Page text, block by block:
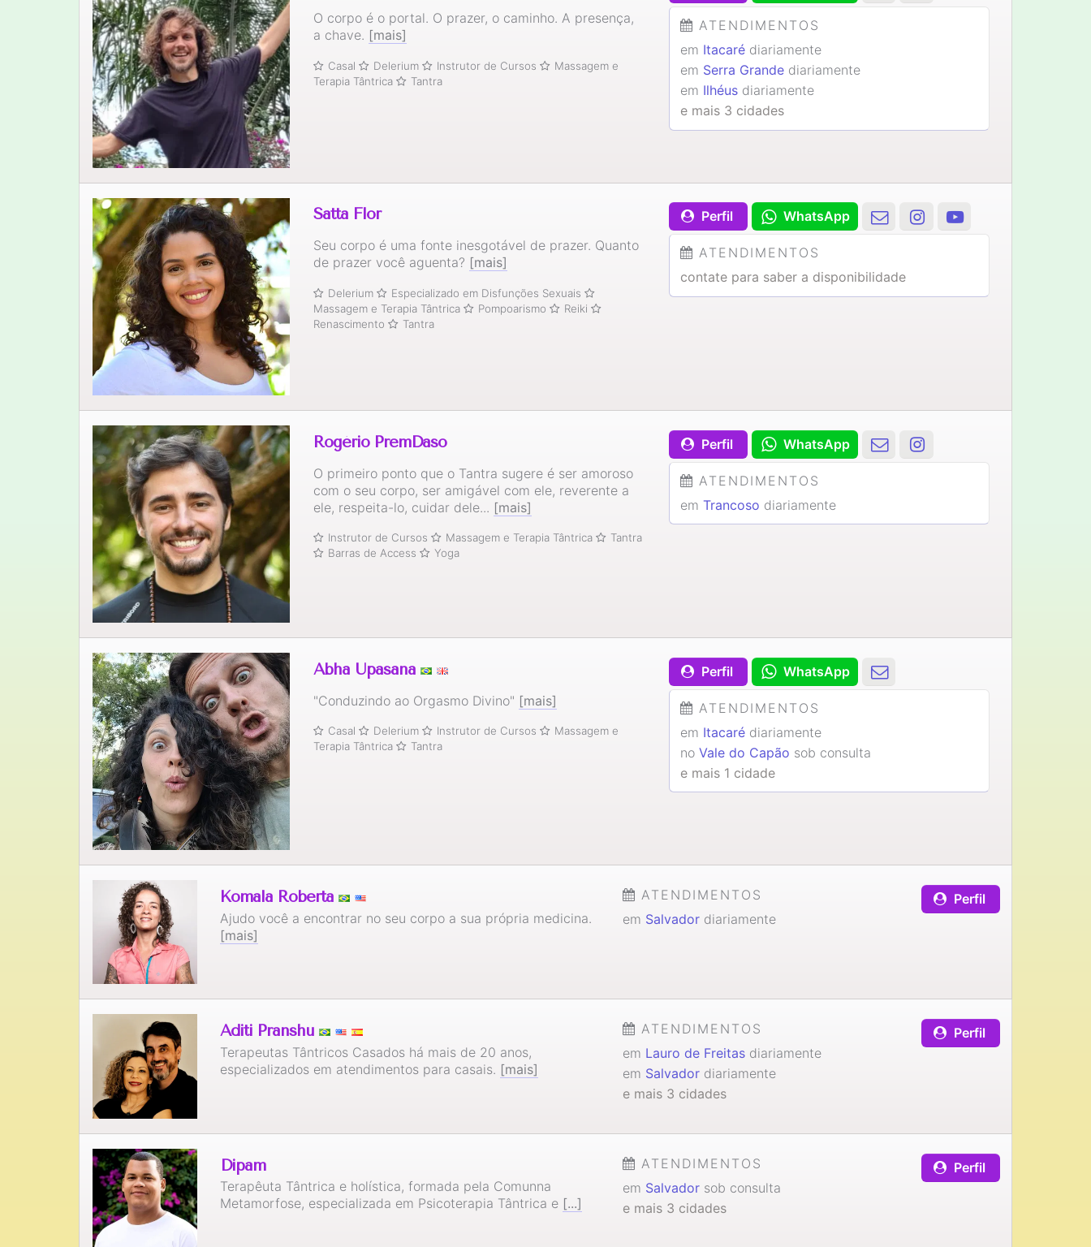
O corpo é o portal. O prazer, o caminho. A presença,
a chave. [mais]
Casal Delerium Instrutor de Cursos
Massagem e
Terapia Tântrica
Tantra
ATENDIMENTOS
em Itacaré diariamente
em Serra Grande diariamente
em Ilhéus diariamente
e mais 3 cidades
Satta Flor
Seu corpo é uma fonte inesgotável de prazer. Quanto
de prazer você aguenta? [mais]
Delerium
Especializado em Disfunções Sexuais
Massagem e Terapia Tântrica
Pompoarismo
Reiki
Renascimento
Tantra
Perfil WhatsApp
ATENDIMENTOS
contate para saber a disponibilidade
Rogério PremDaso
O primeiro ponto que o Tantra sugere é ser amoroso
com o seu corpo, ser amigável com ele, reverente a
ele, respeita-lo, cuidar dele... [mais]
Instrutor de Cursos Massagem e Terapia Tântrica
Tantra
Barras de Access
Yoga
Perfil WhatsApp
ATENDIMENTOS
emTrancoso diariamente
Abha Upasana
"Conduzindo ao Orgasmo Divino" [mais]
Casal Delerium Instrutor de Cursos
Massagem e
Terapia Tântrica
Tantra
Perfil WhatsApp
ATENDIMENTOS
em Itacaré diariamente
noVale do Capão sob consulta
e mais 1 cidade
Komala Roberta
Ajudo você a encontrar no seu corpo a sua própria medicina.
[mais]
Perfil
ATENDIMENTOS
em Salvadordiariamente
Aditi Pranshu
Terapeutas Tântricos Casados há mais de 20 anos,
especializados em atendimentos para casais. [mais]
Perfil
ATENDIMENTOS
em Lauro de Freitasdiariamente
em Salvadordiariamente
e mais 3 cidades
Dipam
Terapêuta Tântrica e holística, formada pela Comunna
Metamorfose, especializada em Psicoterapia Tântrica e [...]
Perfil
ATENDIMENTOS
em Salvadorsob consulta
e mais 3 cidades